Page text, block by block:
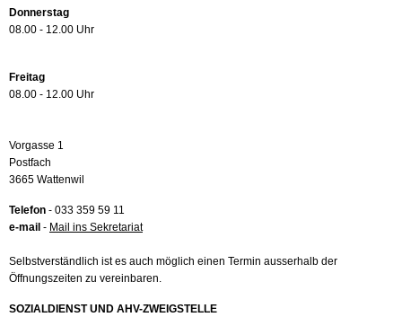
Donnerstag
08.00 - 12.00 Uhr
Freitag
08.00 - 12.00 Uhr
Vorgasse 1
Postfach
3665 Wattenwil
Telefon - 033 359 59 11
e-mail - Mail ins Sekretariat
Selbstverständlich ist es auch möglich einen Termin ausserhalb der
Öffnungszeiten zu vereinbaren.
SOZIALDIENST UND AHV-ZWEIGSTELLE